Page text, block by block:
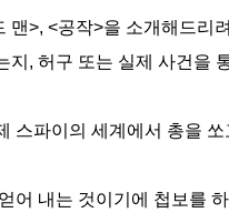
맨>, <공작>을 소개해드리
, 허구 또는 실제 사건을
스파이의 세계에서 총을
내는 것이기에 첩보를 하